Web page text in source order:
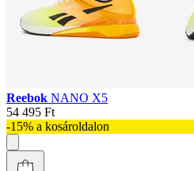
Reebok NANO X5
54 495 Ft
-15% a kosároldalon